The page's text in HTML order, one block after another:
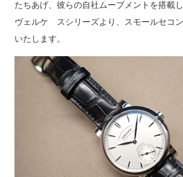
たちあげ、彼らの自社ムーブメントを搭載
ヴェルケ スシリーズより、スモールセコ
いたします。